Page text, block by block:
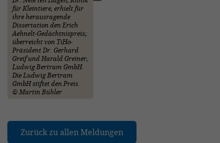
für Kleintiere, erhielt für
ihre herausragende
Dissertation den Erich
Aehnelt-Gedächtnispreis;
überreicht von TiHo-
Präsident Dr. Gerhard
Greif und Harald Greiner,
Ludwig Bertram GmbH.
Die Ludwig Bertram
GmbH stiftet den Preis.
© Martin Bühler
Zurück zu allen Meldungen